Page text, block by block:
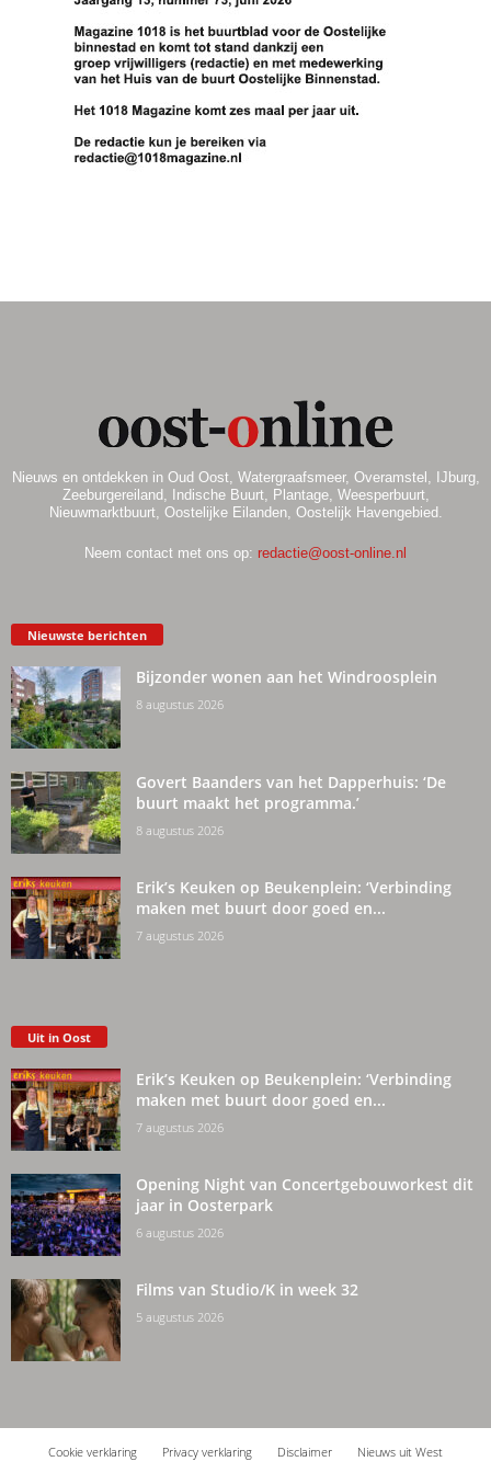
Nieuws en ontdekken in Oud Oost, Watergraafsmeer, Overamstel, IJburg,
Zeeburgereiland, Indische Buurt, Plantage, Weesperbuurt,
Nieuwmarktbuurt, Oostelijke Eilanden, Oostelijk Havengebied.
Neem contact met ons op: redactie@oost-online.nl
Nieuwste berichten
Bijzonder wonen aan het Windroosplein
8 augustus 2026
Govert Baanders van het Dapperhuis: ‘De
buurt maakt het programma.’
8 augustus 2026
Erik’s Keuken op Beukenplein: ‘Verbinding
maken met buurt door goed en...
7 augustus 2026
Uit in Oost
Erik’s Keuken op Beukenplein: ‘Verbinding
maken met buurt door goed en...
7 augustus 2026
Opening Night van Concertgebouworkest dit
jaar in Oosterpark
6 augustus 2026
Films van Studio/K in week 32
5 augustus 2026
Cookie verklaring Privacy verklaring Disclaimer Nieuws uit West